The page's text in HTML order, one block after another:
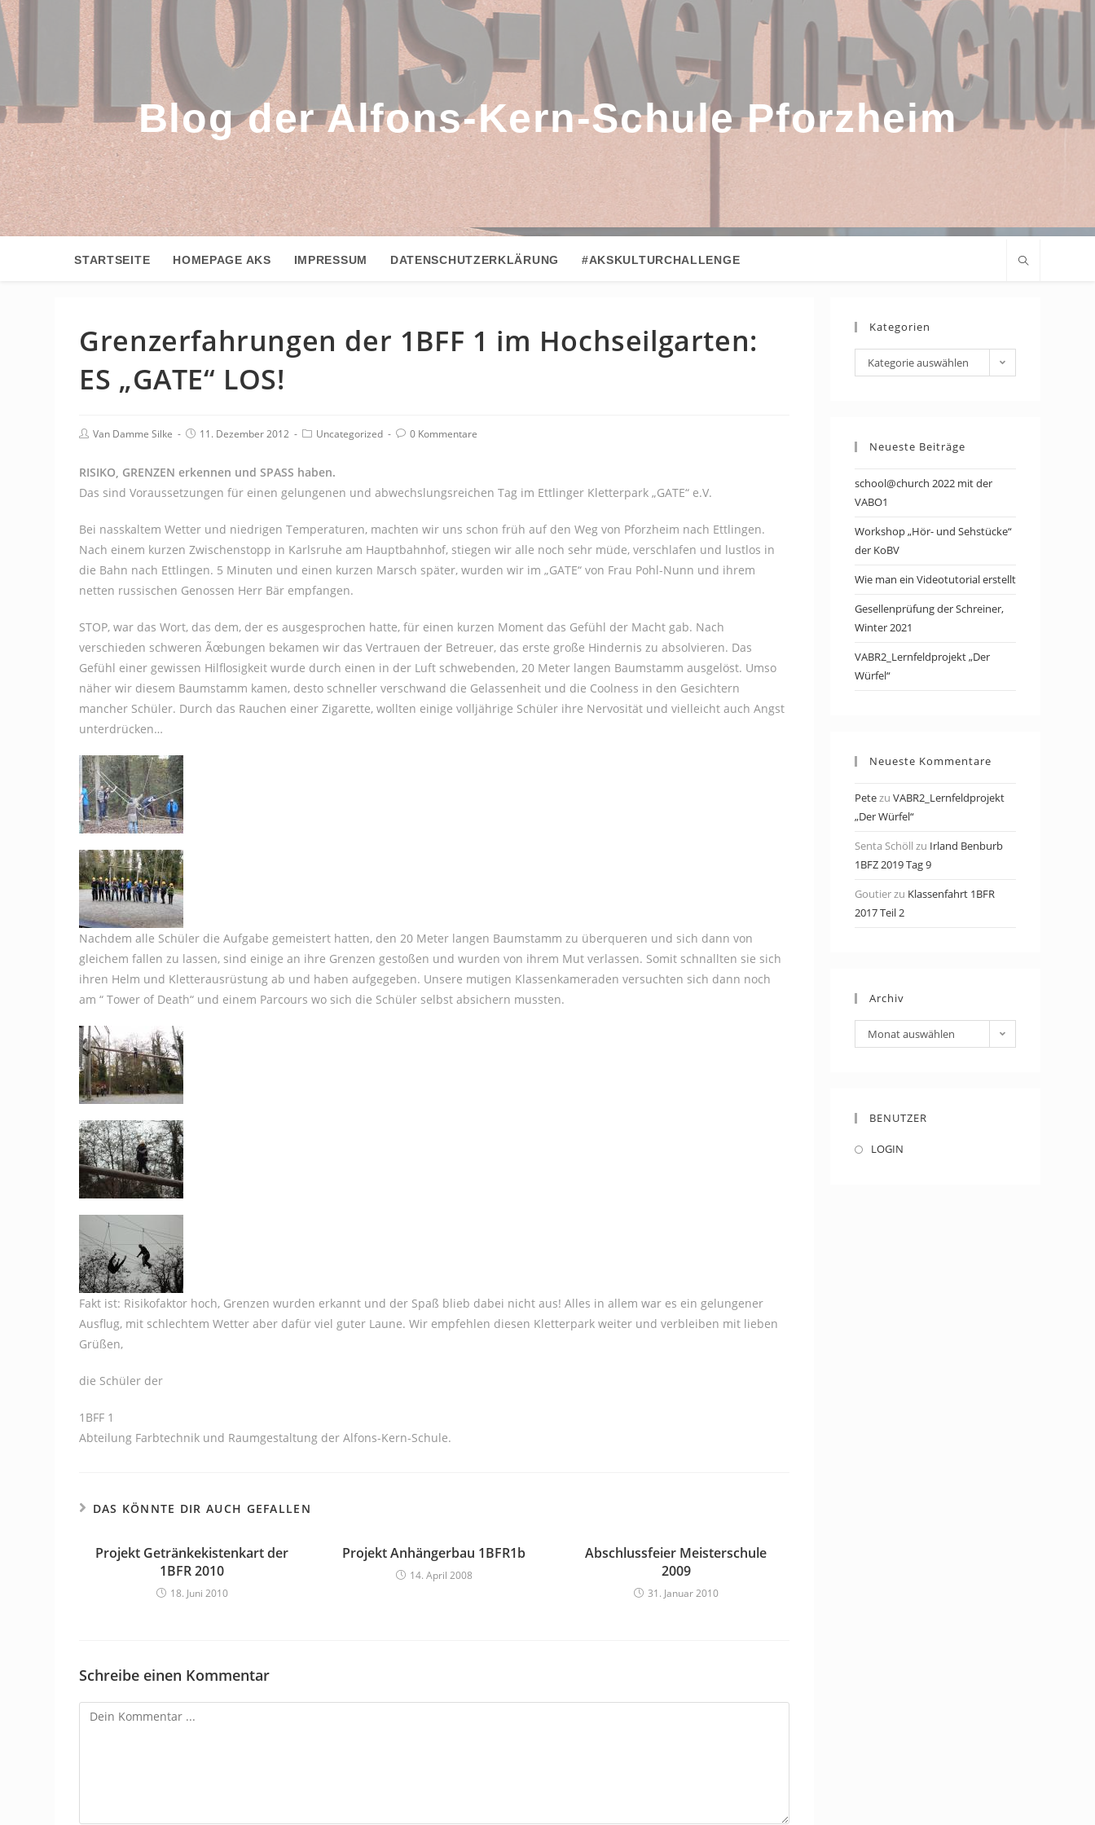
Zum
Inhalt
springen
Blog der Alfons-Kern-Schule Pforzheim
STARTSEITE HOMEPAGE AKS IMPRESSUM DATENSCHUTZERKLÄRUNG #AKSKULTURCHALLENGE
Grenzerfahrungen der 1BFF 1 im Hochseilgarten:
ES „GATE“ LOS!
Beitrags-
Van Damme Silke
Beitrag
11. Dezember 2012
Beitrags-
Uncategorized
Beitrags-
0 Kommentare
RISIKO, GRENZEN erkennen und SPASS haben.
Das sind Voraussetzungen für einen gelungenen und abwechslungsreichen Tag im Ettlinger Kletterpark „GATE“ e.V.
Bei nasskaltem Wetter und niedrigen Temperaturen, machten wir uns schon früh auf den Weg von Pforzheim nach Ettlingen.
Nach einem kurzen Zwischenstopp in Karlsruhe am Hauptbahnhof, stiegen wir alle noch sehr müde, verschlafen und lustlos in
die Bahn nach Ettlingen. 5 Minuten und einen kurzen Marsch später, wurden wir im „GATE“ von Frau Pohl-Nunn und ihrem
netten russischen Genossen Herr Bär empfangen.
STOP, war das Wort, das dem, der es ausgesprochen hatte, für einen kurzen Moment das Gefühl der Macht gab. Nach
verschieden schweren Ãœbungen bekamen wir das Vertrauen der Betreuer, das erste große Hindernis zu absolvieren. Das
Gefühl einer gewissen Hilflosigkeit wurde durch einen in der Luft schwebenden, 20 Meter langen Baumstamm ausgelöst. Umso
näher wir diesem Baumstamm kamen, desto schneller verschwand die Gelassenheit und die Coolness in den Gesichtern
mancher Schüler. Durch das Rauchen einer Zigarette, wollten einige volljährige Schüler ihre Nervosität und vielleicht auch Angst
unterdrücken…
Nachdem alle Schüler die Aufgabe gemeistert hatten, den 20 Meter langen Baumstamm zu überqueren und sich dann von
gleichem fallen zu lassen, sind einige an ihre Grenzen gestoßen und wurden von ihrem Mut verlassen. Somit schnallten sie sich
ihren Helm und Kletterausrüstung ab und haben aufgegeben. Unsere mutigen Klassenkameraden versuchten sich dann noch
am “ Tower of Death“ und einem Parcours wo sich die Schüler selbst absichern mussten.
Fakt ist: Risikofaktor hoch, Grenzen wurden erkannt und der Spaß blieb dabei nicht aus! Alles in allem war es ein gelungener
Ausflug, mit schlechtem Wetter aber dafür viel guter Laune. Wir empfehlen diesen Kletterpark weiter und verbleiben mit lieben
Grüßen,
die Schüler der
1BFF 1
Abteilung Farbtechnik und Raumgestaltung der Alfons-Kern-Schule.
DAS KÖNNTE DIR AUCH GEFALLEN
Projekt Getränkekistenkart der
1BFR 2010
18. Juni 2010
Projekt Anhängerbau 1BFR1b
14. April 2008
Abschlussfeier Meisterschule
2009
31. Januar 2010
Schreibe einen Kommentar
Kommentieren
Kategorien
Kategorien
Kategorie auswählen
Neueste Beiträge
school@church 2022 mit der
VABO1
Workshop „Hör- und Sehstücke“
der KoBV
Wie man ein Videotutorial erstellt
Gesellenprüfung der Schreiner,
Winter 2021
VABR2_Lernfeldprojekt „Der
Würfel“
Neueste Kommentare
Petezu VABR2_Lernfeldprojekt
„Der Würfel“
Senta Schöll zu Irland Benburb
1BFZ 2019 Tag 9
Goutierzu Klassenfahrt 1BFR
2017 Teil 2
Archiv
Archiv
Monat auswählen
BENUTZER
LOGIN